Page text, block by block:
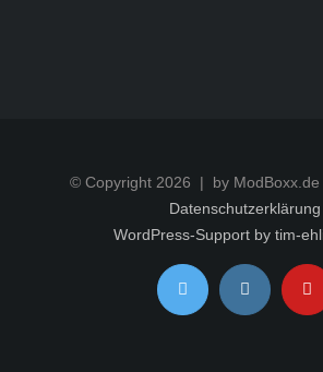
© Copyright 2026 | by ModBoxx.de
Datenschutzerklärung
WordPress-Support by tim-
Twitter Instagram